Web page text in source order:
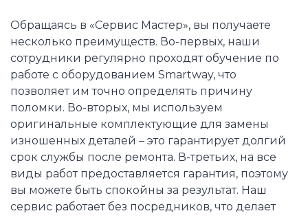
Обращаясь в «Сервис Мастер», вы получаете
несколько преимуществ. Во-первых, наши
сотрудники регулярно проходят обучение по
работе с оборудованием Smartway, что
позволяет им точно определять причину
поломки. Во-вторых, мы используем
оригинальные комплектующие для замены
изношенных деталей – это гарантирует долгий
срок службы после ремонта. В-третьих, на все
виды работ предоставляется гарантия, поэтому
вы можете быть спокойны за результат. Наш
сервис работает без посредников, что делает